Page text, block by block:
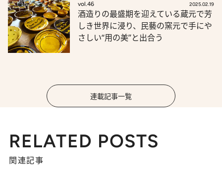
vol.46 2025.02.19
酒造りの最盛期を迎えている蔵元で芳
しき世界に浸り、民藝の窯元で手にや
さしい“用の美”と出合う
連載記事一覧
RELATED POSTS
関連記事